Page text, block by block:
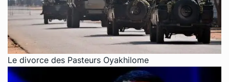
Le divorce des Pasteurs Oyakhilome